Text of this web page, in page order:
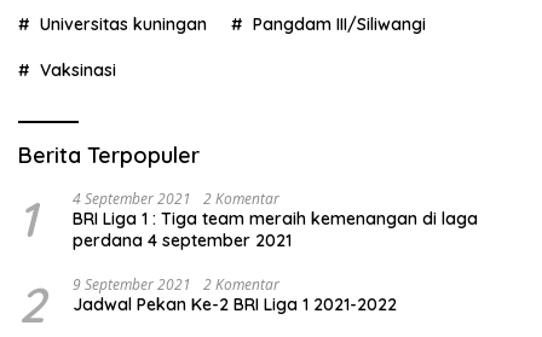
Universitas kuningan Pangdam III/Siliwangi
Vaksinasi
Berita Terpopuler
1 4 September 2021 2 Komentar
BRI Liga 1 : Tiga team meraih kemenangan di laga
perdana 4 september 2021
2 9 September 2021 2 Komentar
Jadwal Pekan Ke-2 BRI Liga 1 2021-2022